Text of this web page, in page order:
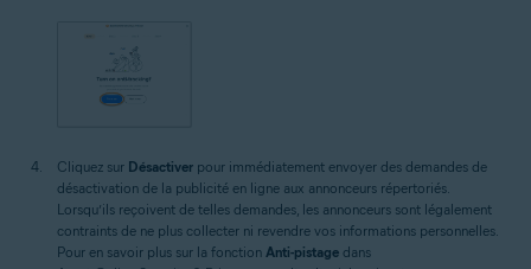
Cliquez sur Désactiver pour immédiatement envoyer des demandes de
désactivation de la publicité en ligne aux annonceurs répertoriés.
Lorsqu’ils reçoivent de telles demandes, les annonceurs sont légalement
contraints de ne plus collecter ni revendre vos informations personnelles.
Pour en savoir plus sur la fonction Anti-pistage dans